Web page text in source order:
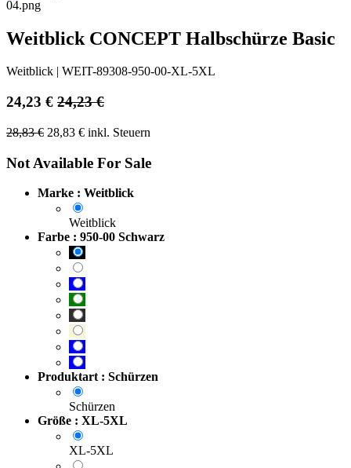
Weitblick CONCEPT Halbschürze Basic
Weitblick WEIT-89308-950-00-XL-5XL
24,23 € 24,23€
28,83€ 28,83 € inkl. Steuern
Not Available For Sale
Marke : Weitblick
Weitblick
Farbe : 950-00 Schwarz
Produktart : Schürzen
Schürzen
Größe : XL-5XL
XL-5XL